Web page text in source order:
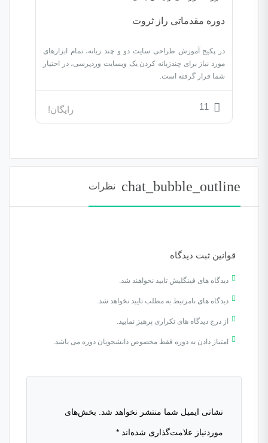
دوره مقدماتی راز ثروت
در پکیج آموزش طراحی سایت دو و چند زبانه، تمام ابزارهای
مورد نیاز برای چندزبانه کردن یک وبسایت وردپرسی، در اختیار
شما قرار گرفته است.
11 رایگان!
chat_bubble_outline نظرات
قوانین ثبت دیدگاه
دیدگاه های فینگلیش تایید نخواهند شد.
دیدگاه های نامرتبط به مطلب تایید نخواهد شد.
از درج دیدگاه های تکراری پرهیز نمایید.
امتیاز دادن به دوره فقط مخصوص دانشجویان دوره می باشد.
نشانی ایمیل شما منتشر نخواهد شد. بخش‌های
موردنیاز علامت‌گذاری شده‌اند *